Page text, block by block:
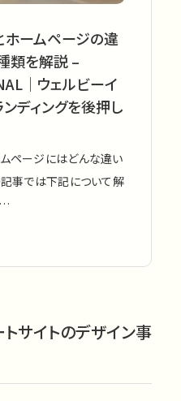
ホームページの違
類を解説 –
ウェルビーイ
ディングを後押し
ページにはどんな違い
記事では下記について解
…
トサイトのデザイン事